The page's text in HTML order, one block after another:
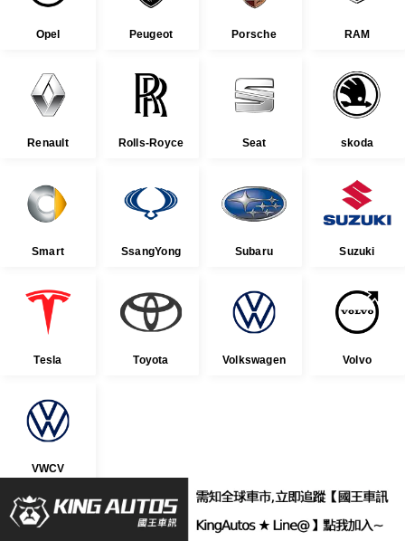
Opel Peugeot Porsche RAM
Renault Rolls-Royce Seat skoda
Smart SsangYong Subaru Suzuki
Tesla Toyota Volkswagen Volvo
VWCV